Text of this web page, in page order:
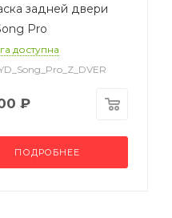
задней двери
Pro
доступна
₽
ПОДРОБНЕЕ